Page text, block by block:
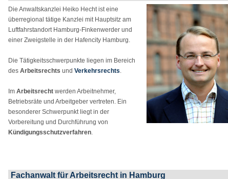
Die Anwaltskanzlei Heiko Hecht ist eine
überregional tätige Kanzlei mit Hauptsitz am
Luftfahrstandort Hamburg-Finkenwerder und
einer Zweigstelle in der Hafencity Hamburg.
Die Tätigkeitsschwerpunkte liegen im Bereich
des Arbeitsrechts und Verkehrsrechts.
Im Arbeitsrecht werden Arbeitnehmer,
Betriebsräte und Arbeitgeber vertreten. Ein
besonderer Schwerpunkt liegt in der
Vorbereitung und Durchführung von
Kündigungsschutzverfahren.
Fachanwalt für Arbeitsrecht in Hamburg